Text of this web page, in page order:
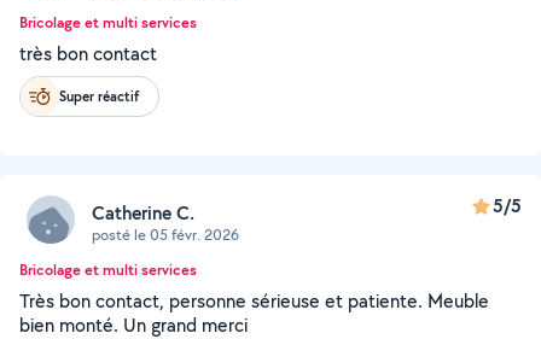
Bricolage et multi services
très bon contact
Super réactif
Catherine C.
posté le 05 févr. 2026
5/5
Bricolage et multi services
Très bon contact, personne sérieuse et patiente. Meuble
bien monté. Un grand merci